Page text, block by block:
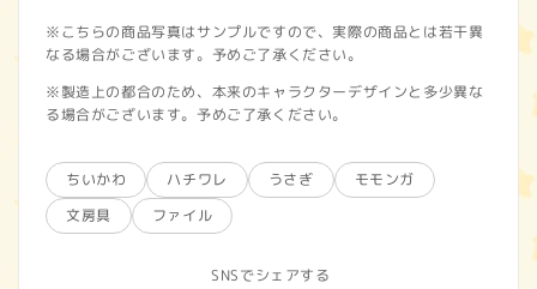
※こちらの商品写真はサンプルですので、実際の商品とは若干異
なる場合がございます。予めご了承ください。
※製造上の都合のため、本来のキャラクターデザインと多少異な
る場合がございます。予めご了承ください。
ちいかわ ハチワレ うさぎ
モモンガ
文房具
ファイル
SNSでシェアする